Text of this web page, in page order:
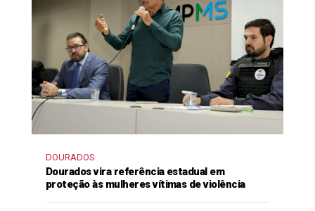
DOURADOS
Dourados vira referência estadual em
proteção às mulheres vítimas de violência